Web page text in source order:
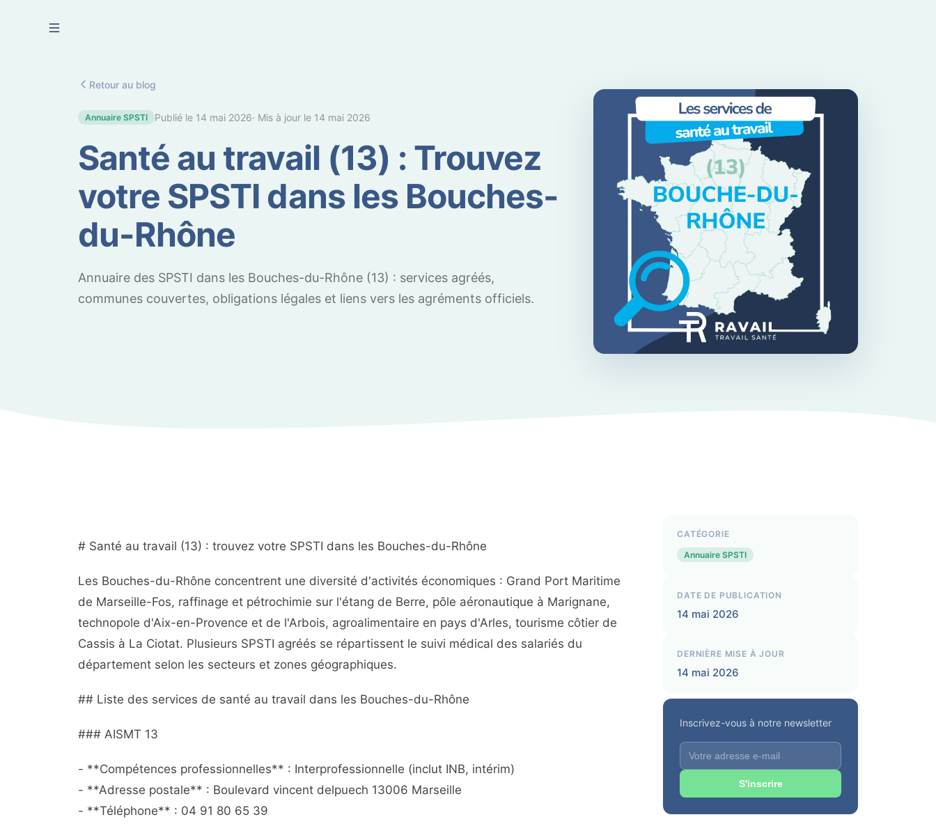
Retour au blog
Annuaire SPSTI Publié le 14 mai 2026· Mis à jour le 14 mai 2026
Santé au travail (13) : Trouvez
votre SPSTI dans les Bouches-
du-Rhône
Annuaire des SPSTI dans les Bouches-du-Rhône (13) : services agréés,
communes couvertes, obligations légales et liens vers les agréments officiels.
# Santé au travail (13) : trouvez votre SPSTI dans les Bouches-du-Rhône
Les Bouches-du-Rhône concentrent une diversité d'activités économiques : Grand Port Maritime
de Marseille-Fos, raffinage et pétrochimie sur l'étang de Berre, pôle aéronautique à Marignane,
technopole d'Aix-en-Provence et de l'Arbois, agroalimentaire en pays d'Arles, tourisme côtier de
Cassis à La Ciotat. Plusieurs SPSTI agréés se répartissent le suivi médical des salariés du
département selon les secteurs et zones géographiques.
## Liste des services de santé au travail dans les Bouches-du-Rhône
### AISMT 13
- **Compétences professionnelles** : Interprofessionnelle (inclut INB, intérim)
- **Adresse postale** : Boulevard vincent delpuech 13006 Marseille
- **Téléphone** : 04 91 80 65 39
CATÉGORIE
Annuaire SPSTI
DATE DE PUBLICATION
14 mai 2026
DERNIÈRE MISE À JOUR
14 mai 2026
Inscrivez-vous à notre newsletter
S'inscrire